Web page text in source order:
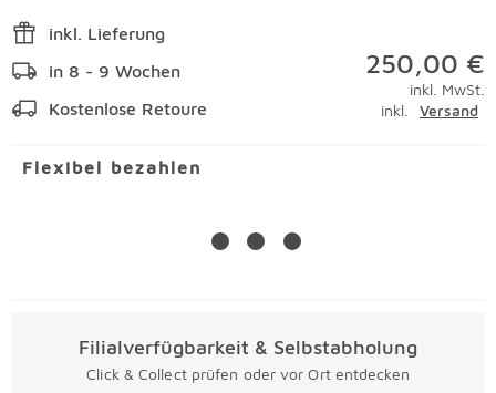
inkl. Lieferung
in 8 - 9 Wochen
Kostenlose Retoure
250,00 €
inkl. MwSt.
inkl.
Versand
Flexibel bezahlen
Filialverfügbarkeit & Selbstabholung
Click & Collect prüfen oder vor Ort entdecken